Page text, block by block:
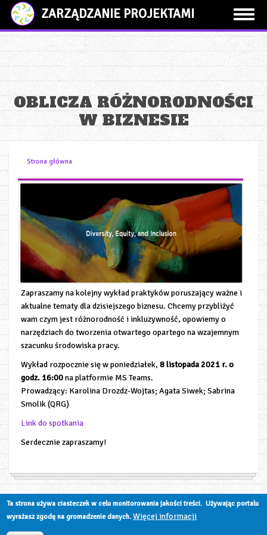
Przejdź
do
treści
Toggle
ZARZĄDZANIE PROJEKTAMI
OBLICZA RÓŻNORODNOŚCI
W BIZNESIE
Strona główna
Zapraszamy na kolejny wykład praktyków poruszający ważne i
aktualne tematy dla dzisiejszego biznesu. Chcemy przybliżyć
wam czym jest różnorodność i inkluzywność, opowiemy o
narzędziach do tworzenia otwartego opartego na wzajemnym
szacunku środowiska pracy.
Wykład rozpocznie się w poniedziałek, 8 listopada 2021 r. o
godz. 16:00na platformie MS Teams.
Prowadzący: Karolina Drozdz-Wojtas; Agata Siwek; Sabrina
Smolik (QRG)
Link do spotkania
Serdecznie zapraszamy!
Ta strona używa ciasteczek w celu monitorowania jakości treści. Używając portalu
wyrażasz zgodę na gromadzenie danych. Więcej informacji